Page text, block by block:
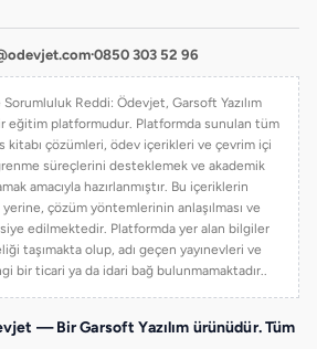
·0850 303 52 96
Reddi: Ödevjet, Garsoft Yazılım
eğitim platformudur. Platformda sunulan tüm
kitabı çözümleri, ödev içerikleri ve çevrim içi
süreçlerini desteklemek ve akademik
amacıyla hazırlanmıştır. Bu içeriklerin
çözüm yöntemlerinin anlaşılması ve
edilmektedir. Platformda yer alan bilgiler
taşımakta olup, adı geçen yayınevleri ve
bir ticari ya da idari bağ bulunmamaktadır..
— Bir Garsoft Yazılım ürünüdür. Tüm